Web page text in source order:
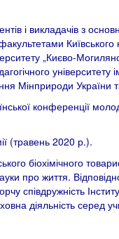
і викладачів з
„Києво-
Мінприроди України
конференції
(травень 2020 р.).
біохімічного
про життя.
співдружність
діяльність серед